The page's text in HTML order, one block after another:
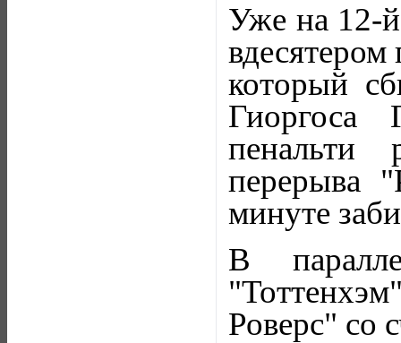
Уже на 12-й
который
Гиоргоса
пенальти
перерыва
минуте
В
Роверс" со